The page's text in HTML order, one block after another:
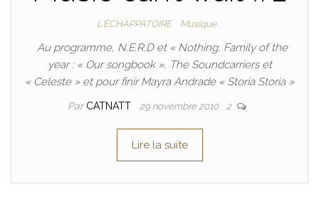
L'ÉCHAPPATOIRE Musique
Au programme, N.E.R.D et « Nothing, Family of the
year : « Our songbook », The Soundcarriers et
« Celeste » et pour finir Mayra Andrade « Storia Storia »
Par CATNATT 29 novembre 2010 2
Lire la suite